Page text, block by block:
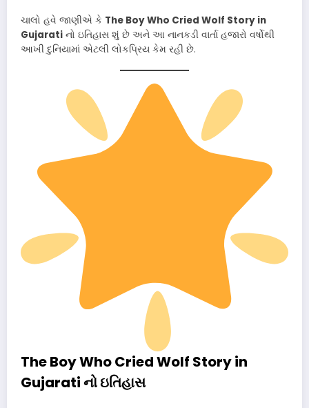
ચાલો હવે જાણીએ કે The Boy Who Cried Wolf Story in
Gujarati નો ઇતિહાસ શું છે અને આ નાનકડી વાર્તા હજારો વર્ષોથી
આખી દુનિયામાં એટલી લોકપ્રિય કેમ રહી છે.
The Boy Who Cried Wolf Story in
Gujarati નો ઇતિહાસ